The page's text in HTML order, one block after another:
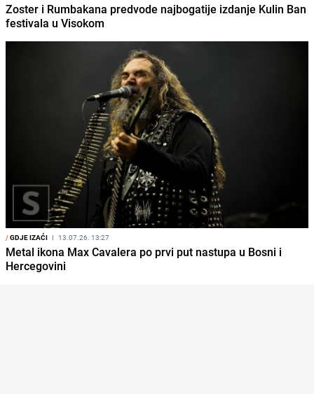
Zoster i Rumbakana predvode najbogatije izdanje Kulin Ban
festivala u Visokom
/GDJE IZAĆI I 13.07.26. 13:27
Metal ikona Max Cavalera po prvi put nastupa u Bosni i
Hercegovini